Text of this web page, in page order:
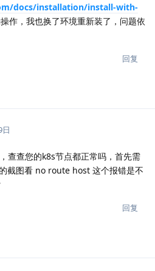
docs/installation/install-with-
作，我也换了环境重新装了，问题依
回复
查查您的k8s节点都正常吗，首先需
截图看 no route host 这个报错是不
回复